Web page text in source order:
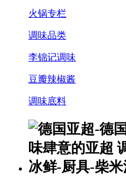
火锅专栏
调味品类
李锦记调味
豆瓣辣椒酱
调味底料